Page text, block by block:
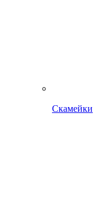
Скамейки